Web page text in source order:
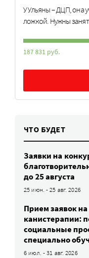
У Ульяны – ДЦП, она
ложкой. Нужны
187 831 руб.
ЧТО БУДЕТ
Заявки на
до 25 августа
25 июн. - 25 авг. 2026
Прием заявок
канистерапии:
социальные
специально
6 июл. - 31 авг. 2026